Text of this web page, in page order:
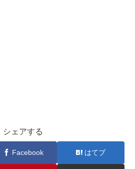
シェアする
Facebook はてブ